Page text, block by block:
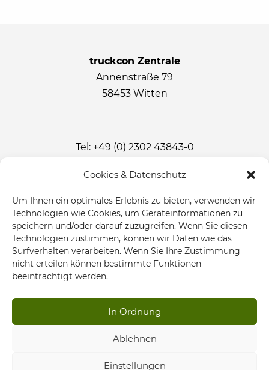
Cookies & Datenschutz
Um Ihnen ein optimales Erlebnis zu bieten, verwenden wir
Technologien wie Cookies, um Geräteinformationen zu
speichern und/oder darauf zuzugreifen. Wenn Sie diesen
Technologien zustimmen, können wir Daten wie das
Surfverhalten verarbeiten. Wenn Sie Ihre Zustimmung
nicht erteilen können bestimmte Funktionen
beeinträchtigt werden.
In Ordnung
Ablehnen
Einstellungen
truckcon Zentrale
Annenstraße 79
58453 Witten
Tel: +49 (0) 2302 43843-0
E-Mail:info@truckcon.de
DATENSCHUTZERKLÄRUNG